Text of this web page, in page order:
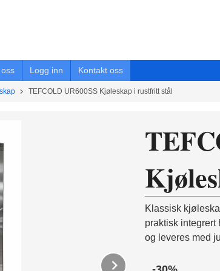
Logg inn Kontakt oss
TEFCOLD UR600SS Kjøleskap i rustfritt stål
Klassisk
praktisk integrert
og leveres med